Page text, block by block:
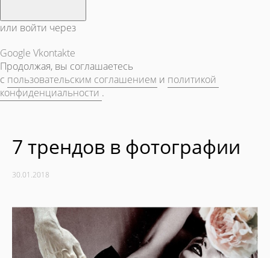
или войти через
Google Vkontakte
Продолжая, вы соглашаетесь
с пользовательским соглашением и политикой
конфиденциальности .
7 трендов в фотографии
30.01.2018